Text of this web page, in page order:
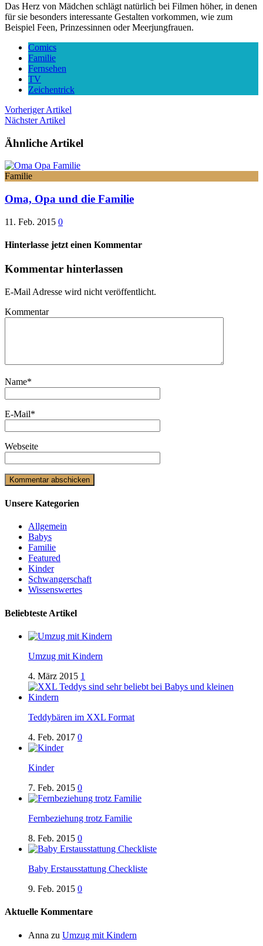
Das Herz von Mädchen schlägt natürlich bei Filmen höher, in denen
für sie besonders interessante Gestalten vorkommen, wie zum
Beispiel Feen, Prinzessinnen oder Meerjungfrauen.
Comics
Familie
Fernsehen
TV
Zeichentrick
Vorheriger Artikel
Nächster Artikel
Ähnliche Artikel
Familie
Oma, Opa und die Familie
11. Feb. 2015 0
Hinterlasse jetzt einen Kommentar
Kommentar hinterlassen
E-Mail Adresse wird nicht veröffentlicht.
Kommentar
Name*
E-Mail*
Webseite
Unsere Kategorien
Allgemein
Babys
Familie
Featured
Kinder
Schwangerschaft
Wissenswertes
Beliebteste Artikel
Umzug mit Kindern
4. März 2015 1
Teddybären im XXL Format
4. Feb. 2017 0
Kinder
7. Feb. 2015 0
Fernbeziehung trotz Familie
8. Feb. 2015 0
Baby Erstausstattung Checkliste
9. Feb. 2015 0
Aktuelle Kommentare
Anna zu Umzug mit Kindern